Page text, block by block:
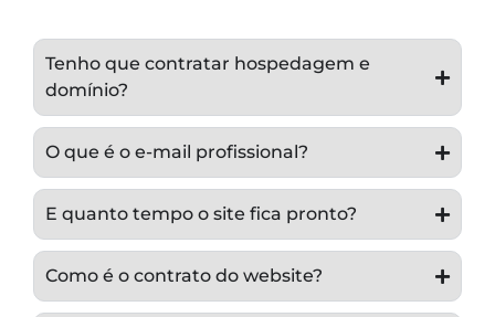
Tenho que contratar hospedagem e
domínio?
O que é o e-mail profissional?
E quanto tempo o site fica pronto?
Como é o contrato do website?